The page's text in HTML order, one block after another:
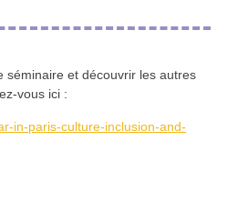
séminaire et découvrir les autres
vous ici :
in-paris-culture-inclusion-and-